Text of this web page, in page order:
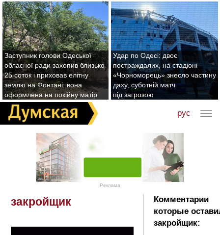
Заступник голови Одеської
обласної ради захопив близько
25 соток і приховав елітну
землю на Фонтані: вона
оформлена на покійну матір
Удар по Одесі: двоє
постраждалих, на стадіоні
«Чорноморець» знесло частину
даху, суботній матч
під загрозою
рус
Реклама
закройщик
Комментарии
которые
закройщик: